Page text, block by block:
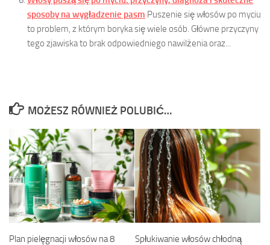
sposoby na wygładzenie pasm Puszenie się włosów po myciu
to problem, z którym boryka się wiele osób. Główne przyczyny
tego zjawiska to brak odpowiedniego nawilżenia oraz...
MOŻESZ RÓWNIEŻ POLUBIĆ…
Plan pielęgnacji włosów na 8
Spłukiwanie włosów chłodną